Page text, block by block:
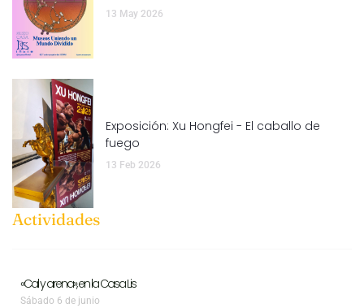
13 May 2026
Exposición: Xu Hongfei - El caballo de
fuego
13 Feb 2026
Actividades
«Cal y arena», en la Casa Lis
Sábado 6 de junio